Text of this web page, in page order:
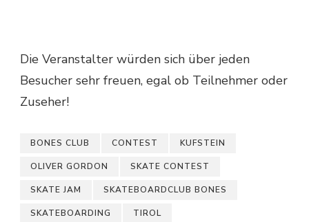
Die Veranstalter würden sich über jeden
Besucher sehr freuen, egal ob Teilnehmer oder
Zuseher!
BONES CLUB CONTEST KUFSTEIN
OLIVER GORDON SKATE CONTEST
SKATE JAM SKATEBOARDCLUB BONES
SKATEBOARDING TIROL